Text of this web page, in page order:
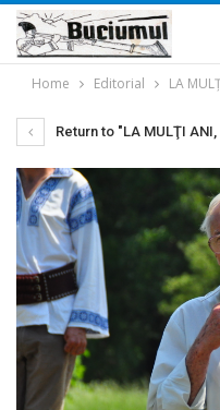
Home Editorial LA
Return to "LA MULŢI ANI,